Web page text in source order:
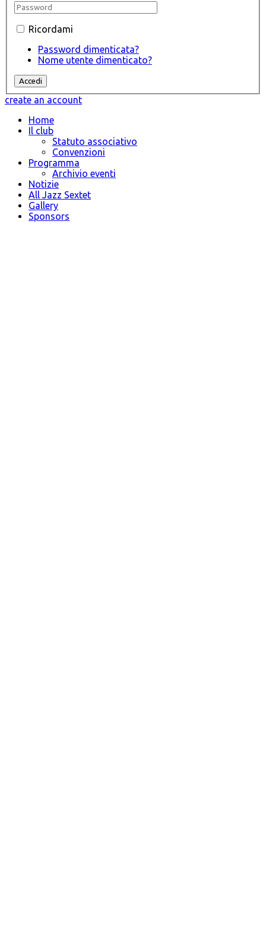
Ricordami
Password dimenticata?
Nome utente dimenticato?
create an account
Home
Il club
Statuto associativo
Convenzioni
Programma
Archivio eventi
Notizie
All Jazz Sextet
Gallery
Sponsors